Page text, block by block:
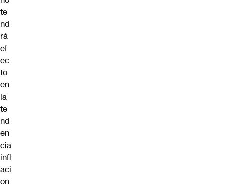
te
nd
rá
ef
ec
to
en
la
te
nd
en
cia
infl
aci